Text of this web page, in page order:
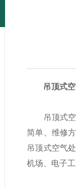
吊顶式
吊顶式空气
简单、维修
吊顶式空气
机场、电子